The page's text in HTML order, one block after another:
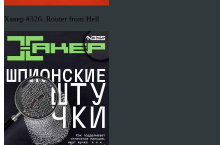
Хакер #326. Router from Hell